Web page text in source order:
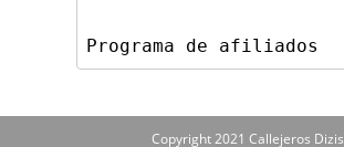
Programa de afiliados
Copyright 2021 Callejeros Dizis